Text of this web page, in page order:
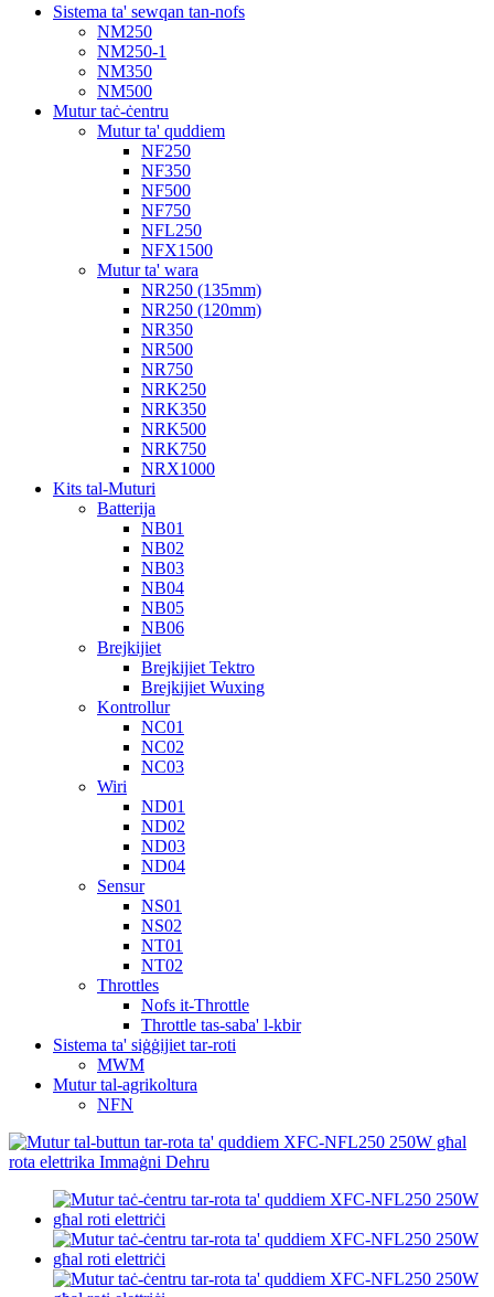
Sistema ta' sewqan tan-nofs
NM250
NM250-1
NM350
NM500
Mutur taċ-ċentru
Mutur ta' quddiem
NF250
NF350
NF500
NF750
NFL250
NFX1500
Mutur ta' wara
NR250 (135mm)
NR250 (120mm)
NR350
NR500
NR750
NRK250
NRK350
NRK500
NRK750
NRX1000
Kits tal-Muturi
Batterija
NB01
NB02
NB03
NB04
NB05
NB06
Brejkijiet
Brejkijiet Tektro
Brejkijiet Wuxing
Kontrollur
NC01
NC02
NC03
Wiri
ND01
ND02
ND03
ND04
Sensur
NS01
NS02
NT01
NT02
Throttles
Nofs it-Throttle
Throttle tas-saba' l-kbir
Sistema ta' siġġijiet tar-roti
MWM
Mutur tal-agrikoltura
NFN